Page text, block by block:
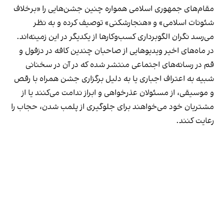
مقام‌های جمهوری اسلامی همواره چنین جشن‌هایی را «برخلاف
شئونات اسلامی» و «هنجارشکنی» توصیف کرده و به نظر
می‌رسد نگران الگوبرداری کسب‌وکارها از یکدیگر در این زمینه‌اند.
در ماه‌های اخیر ویدیوهایی از صاحبان چندین کافه در دزفول و
قم در رسانه‌های اجتماعی منتشر شده که در آن در سخنانی
شبیه به اعتراف اجباری یا به دلیل برگزاری جشن همراه با رقص
و موسیقی، از مسئولان عذرخواهی و ابراز ندامت می‌کنند یا از
مشتریان خود می‌خواهند برای جلوگیری از پلمب شدن، حجاب را
رعایت کنند.